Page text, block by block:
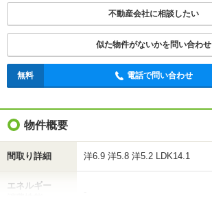
不動産会社に相談したい
無料 電話で問い合わせ
不動産会社に相談したい
似た物件がないかを問い合わせ
無料 電話で問い合わせ
物件概要
間取り詳細 洋6.9 洋5.8 洋5.2 LDK14.1
エネルギー